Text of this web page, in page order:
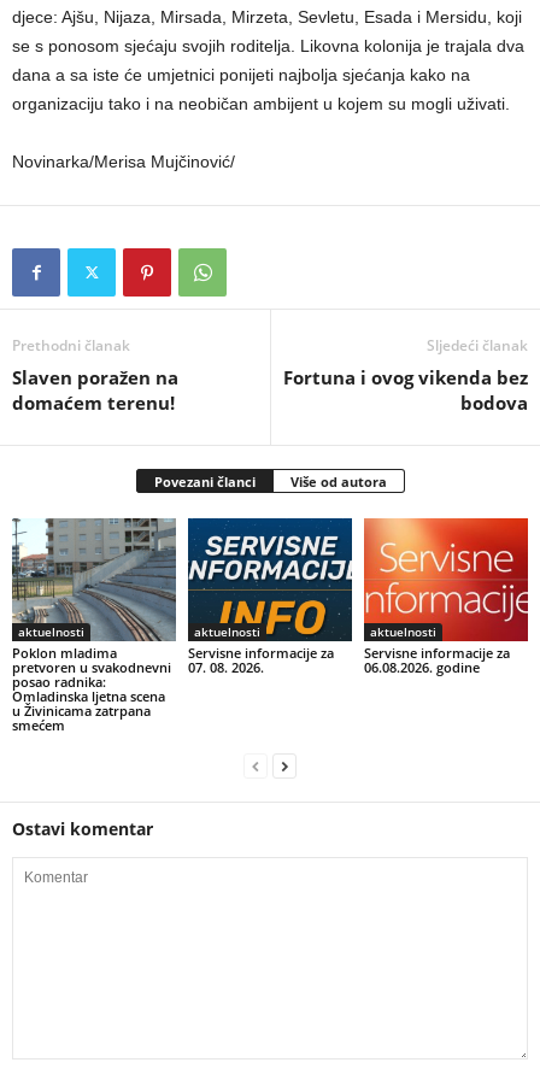
djece: Ajšu, Nijaza, Mirsada, Mirzeta, Sevletu, Esada i Mersidu, koji
se s ponosom sjećaju svojih roditelja. Likovna kolonija je trajala dva
dana a sa iste će umjetnici ponijeti najbolja sjećanja kako na
organizaciju tako i na neobičan ambijent u kojem su mogli uživati.
Novinarka/Merisa Mujčinović/
Prethodni članak
Slaven poražen na
domaćem terenu!
Sljedeći članak
Fortuna i ovog vikenda bez
bodova
Povezani članci Više od autora
aktuelnosti
Poklon mladima
pretvoren u svakodnevni
posao radnika:
Omladinska ljetna scena
u Živinicama zatrpana
smećem
aktuelnosti
Servisne informacije za
07. 08. 2026.
aktuelnosti
Servisne informacije za
06.08.2026. godine
Ostavi komentar